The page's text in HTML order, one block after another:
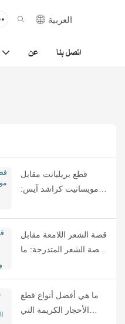
العربية
عن اتصل بنا
قطع بريليانت مقابل
مويسانيت كراشد آيس:
اللمعان هو الأفضل؟
قصة الشعر اللامعة مقابل
قصة الشعر المتدرجة: ما
تختار؟
ما هي أفضل أنواع قطع
الأحجار الكريمة التي